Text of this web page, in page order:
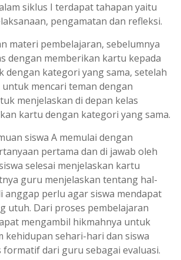
siklus I terdapat tahapan yaitu
pengamatan dan refleksi.
materi pembelajaran, sebelumnya
dengan memberikan kartu kepada
dengan kategori yang sama, setelah
mencari teman dengan
menjelaskan di depan kelas
kartu dengan kategori yang sama.
siswa A memulai dengan
pertama dan di jawab oleh
selesai menjelaskan kartu
guru menjelaskan tentang hal-
anggap perlu agar siswa mendapat
utuh. Dari proses pembelajaran
mengambil hikmahnya untuk
kehidupan sehari-hari dan siswa
formatif dari guru sebagai evaluasi.